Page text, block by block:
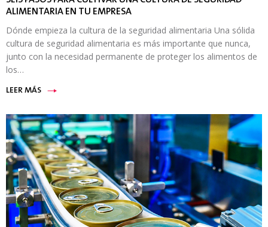
ALIMENTARIA EN TU EMPRESA
Dónde empieza la cultura de la seguridad alimentaria Una sólida
cultura de seguridad alimentaria es más importante que nunca,
junto con la necesidad permanente de proteger los alimentos de
los…
LEER MÁS